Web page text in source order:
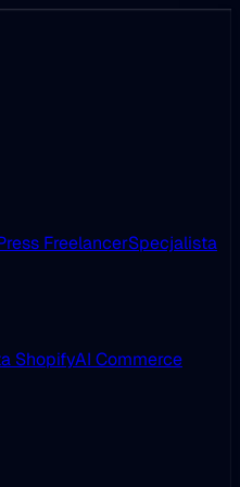
FreelancerSpecjalista
ShopifyAI Commerce